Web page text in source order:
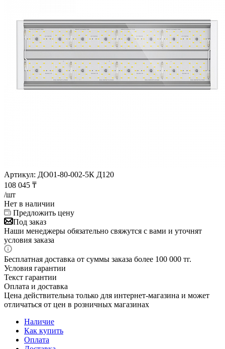
Артикул: ДО01-80-002-5К Д120
108 045 ₸
/шт
Нет в наличии
Предложить цену
Под заказ
Наши менеджеры обязательно свяжутся с вами и уточнят
условия заказа
Бесплатная доставка от суммы заказа более 100 000 тг.
Условия гарантии
Текст гарантии
Оплата и доставка
Цена действительна только для интернет-магазина и может
отличаться от цен в розничных магазинах
Наличие
Как купить
Оплата